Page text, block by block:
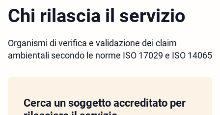
Chi rilascia il servizio
Organismi di verifica e validazione dei claim
ambientali secondo le norme ISO 17029 e ISO 14065
Cerca un soggetto accreditato per